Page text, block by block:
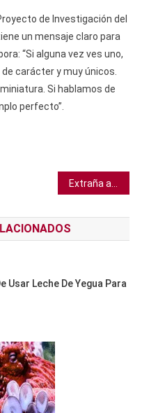
de Investigación del
un mensaje claro para
“Si alguna vez ves uno,
carácter y muy únicos.
Si hablamos de
perfecto”.
Usar Leche De Yegua Para